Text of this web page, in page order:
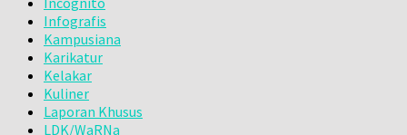
Infografis
Kampusiana
Karikatur
Kelakar
Kuliner
Laporan Khusus
LDK/WaRNa